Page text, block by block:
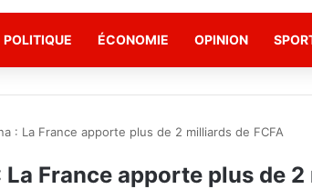
POLITIQUE ÉCONOMIE OPINION
: La France apporte plus de 2 milliards de FCFA
France apporte plus de